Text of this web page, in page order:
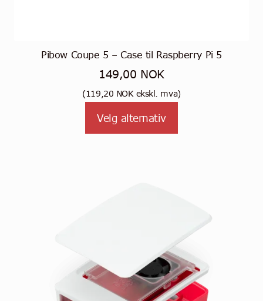
Pibow Coupe 5 – Case til Raspberry Pi 5
149,00 NOK
(119,20 NOKekskl. mva)
Velg alternativ
på
produktsiden